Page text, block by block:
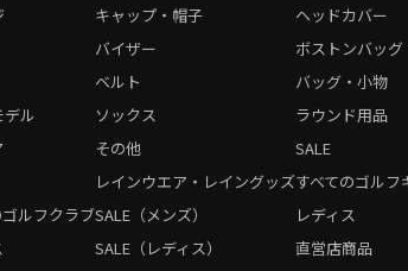
デル
ルフクラブ
キャップ・帽子
バイザー
ベルト
ソックス
その他
レインウエア・レイングッズ
SALE（メンズ）
SALE（レディス）
レディス
直営店商品
ヘッドカバー
ボストンバッ
バッグ・小物
ラウンド用品
SALE
すべてのゴルフ